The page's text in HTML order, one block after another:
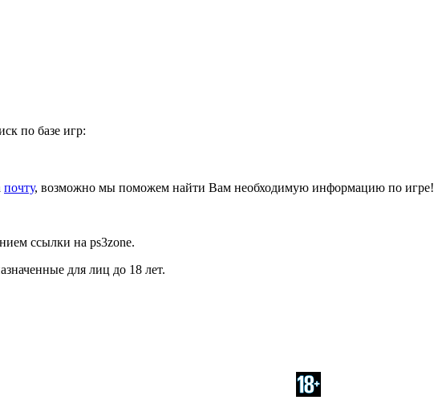
по базе игр:
почту, возможно мы поможем найти Вам необходимую информацию по игре!
ссылки на ps3zone.
для лиц до 18 лет.